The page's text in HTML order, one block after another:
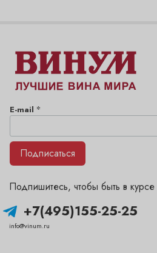
+7(495)155-25-25
info@vinum.ru
Подпишитесь, чтобы быть в
E-mail *
Подписаться